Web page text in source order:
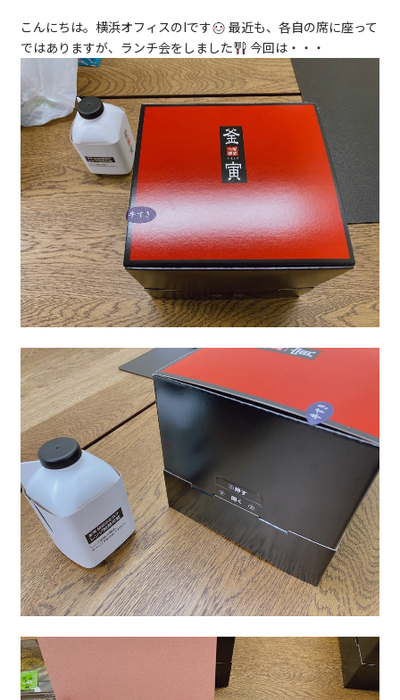
こんにちは。横浜オフィスのIです
最近も、各自の席に座って
ではありますが、ランチ会をしました
今回は・・・